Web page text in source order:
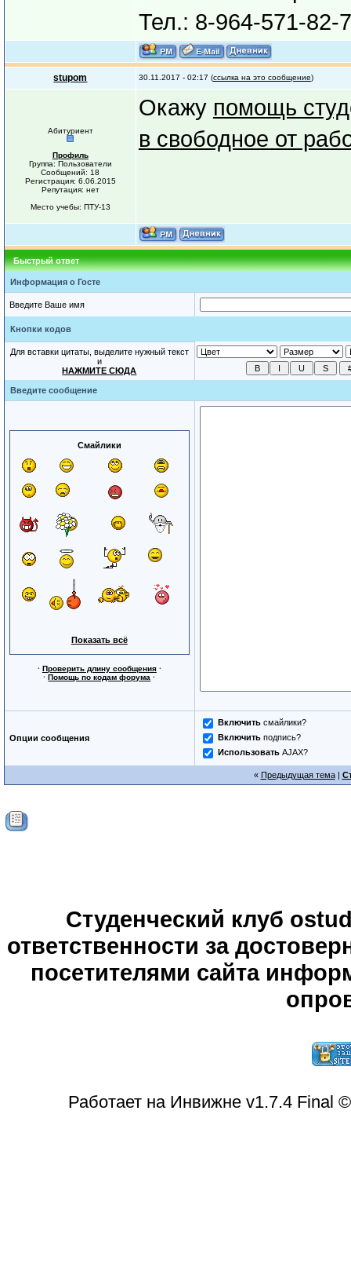
Тел.: 8-964-571-82-
stupom 30.11.2017 - 02:17 (ссылка на это сообщение)
Абитуриент
Профиль
Группа: Пользователи
Сообщений: 18
Регистрация: 6.06.2015
Репутация: нет
Место учебы: ПТУ-13
Окажу помощь
в свободное от
Быстрый ответ
Информация о Госте
Введите Ваше имя
Кнопки кодов
Для вставки цитаты, выделите нужный текст
и
НАЖМИТЕ СЮДА
Введите сообщение
Смайлики
Показать всё
· Проверить длину сообщения·
·Помощь по кодам форума ·
Опции сообщения
Включитьсмайлики?
Включитьподпись?
ИспользоватьAJAX?
« Предыдущая тема|
Студенческий клуб
ответственности за
посетителями сайта
Работает на Инвижне v1.7.4 Final